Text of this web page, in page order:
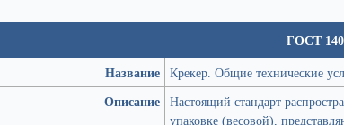
ГОСТ
Название Крекер. Общие технические
Описание Настоящий стандарт
упаковке (весовой),